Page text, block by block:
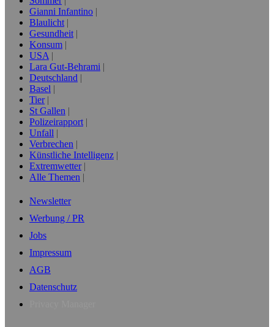
Gianni Infantino
Blaulicht
Gesundheit
Konsum
USA
Lara Gut-Behrami
Deutschland
Basel
Tier
St Gallen
Polizeirapport
Unfall
Verbrechen
Künstliche Intelligenz
Extremwetter
Alle Themen
Newsletter
Werbung / PR
Jobs
Impressum
AGB
Datenschutz